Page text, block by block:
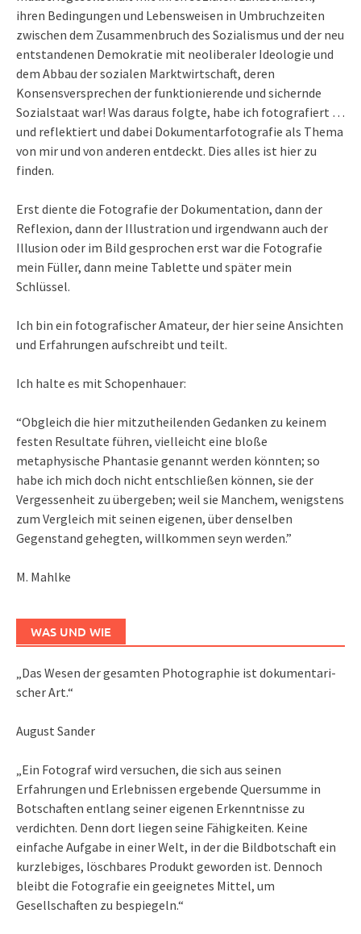
ihren Bedingungen und Lebensweisen in Umbruchzeiten
zwischen dem Zusammenbruch des Sozialismus und der neu
entstandenen Demokratie mit neoliberaler Ideologie und
dem Abbau der sozialen Marktwirtschaft, deren
Konsensversprechen der funktionierende und sichernde
Sozialstaat war! Was daraus folgte, habe ich fotografiert …
und reflektiert und dabei Dokumentarfotografie als Thema
von mir und von anderen entdeckt. Dies alles ist hier zu
finden.
Erst diente die Fotografie der Dokumentation, dann der
Reflexion, dann der Illustration und irgendwann auch der
Illusion oder im Bild gesprochen erst war die Fotografie
mein Füller, dann meine Tablette und später mein
Schlüssel.
Ich bin ein fotografischer Amateur, der hier seine Ansichten
und Erfahrungen aufschreibt und teilt.
Ich halte es mit Schopenhauer:
“Obgleich die hier mitzutheilenden Gedanken zu keinem
festen Resultate führen, vielleicht eine bloße
metaphysische Phantasie genannt werden könnten; so
habe ich mich doch nicht entschließen können, sie der
Vergessenheit zu übergeben; weil sie Manchem, wenigstens
zum Vergleich mit seinen eigenen, über denselben
Gegenstand gehegten, willkommen seyn werden.”
M. Mahlke
WAS UND WIE
„Das We­sen der ge­sam­ten Pho­to­gra­phie ist do­ku­men­ta­ri­
scher Art.“
August Sander
„Ein Fotograf wird versuchen, die sich aus seinen
Erfahrungen und Erlebnissen ergebende Quersumme in
Botschaften entlang seiner eigenen Erkenntnisse zu
verdichten. Denn dort liegen seine Fähigkeiten. Keine
einfache Aufgabe in einer Welt, in der die Bildbotschaft ein
kurzlebiges, löschbares Produkt geworden ist. Dennoch
bleibt die Fotografie ein geeignetes Mittel, um
Gesellschaften zu bespiegeln.“